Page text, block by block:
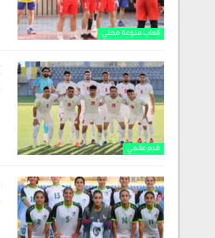
ألعاب منوعة محلي
قدم عالمي